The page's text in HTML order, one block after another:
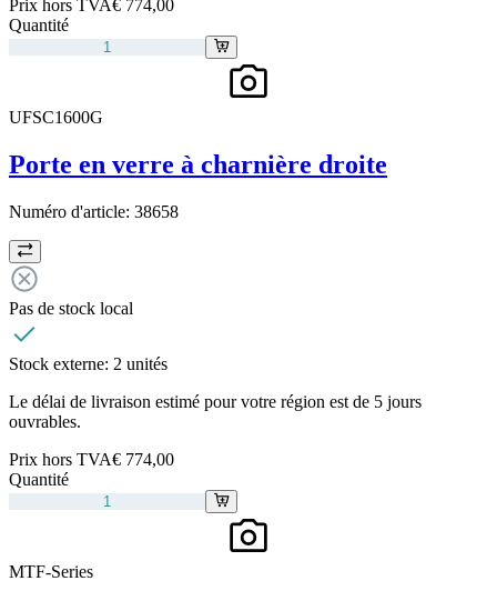
Prix hors TVA€ 774,00
Quantité
UFSC1600G
Porte en verre à charnière droite
Numéro d'article: 38658
Pas de stock local
Stock externe: 2 unités
Le délai de livraison estimé pour votre région est de 5 jours
ouvrables.
Prix hors TVA€ 774,00
Quantité
MTF-Series